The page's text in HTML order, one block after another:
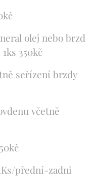
olej nebo brzd
350kč
seřízení brzdy
včetně
přední-zadni